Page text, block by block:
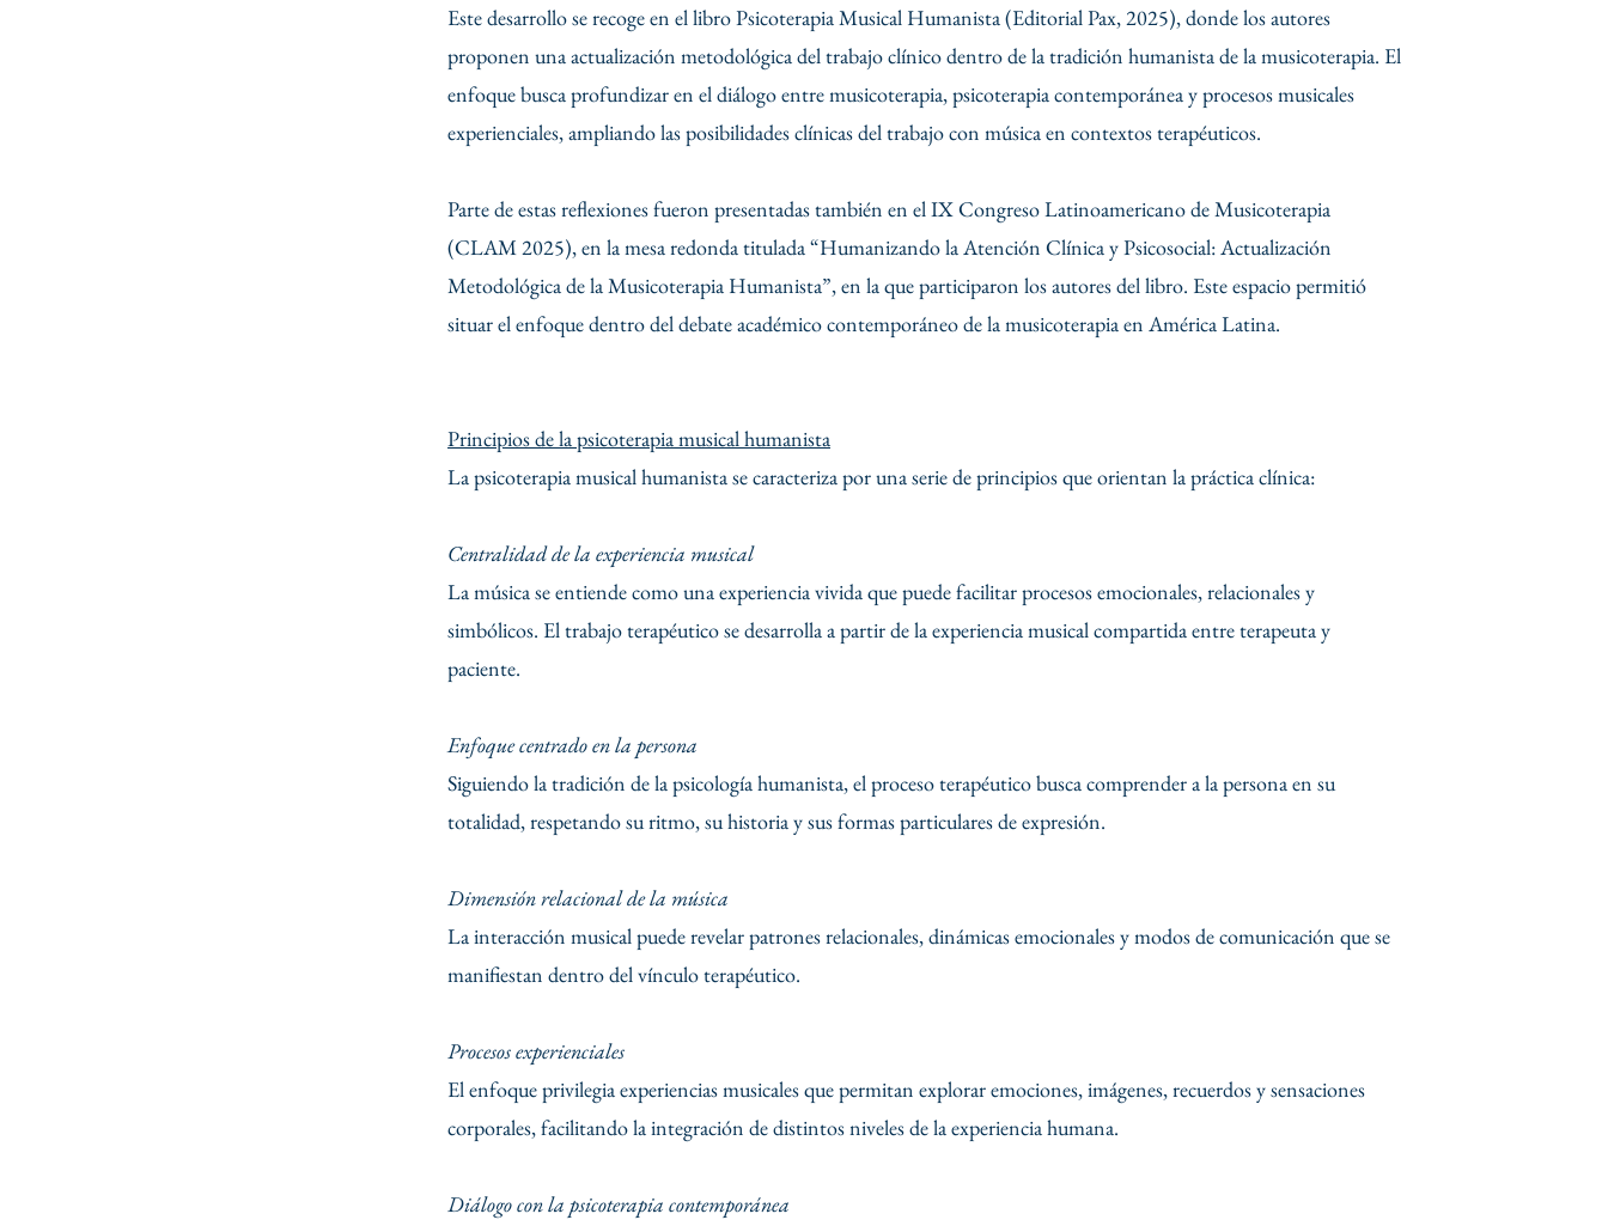
Este desarrollo se recoge en el libro Psicoterapia Musical Humanista (Editorial Pax, 2025), donde los autores
proponen una actualización metodológica del trabajo clínico dentro de la tradición humanista de la musicoterapia. El
enfoque busca profundizar en el diálogo entre musicoterapia, psicoterapia contemporánea y procesos musicales
experienciales, ampliando las posibilidades clínicas del trabajo con música en contextos terapéuticos.
Parte de estas reflexiones fueron presentadas también en el IX Congreso Latinoamericano de Musicoterapia
(CLAM 2025), en la mesa redonda titulada “Humanizando la Atención Clínica y Psicosocial: Actualización
Metodológica de la Musicoterapia Humanista”, en la que participaron los autores del libro. Este espacio permitió
situar el enfoque dentro del debate académico contemporáneo de la musicoterapia en América Latina.
Principios de la psicoterapia musical humanista
La psicoterapia musical humanista se caracteriza por una serie de principios que orientan la práctica clínica:
Centralidad de la experiencia musical
La música se entiende como una experiencia vivida que puede facilitar procesos emocionales, relacionales y
simbólicos. El trabajo terapéutico se desarrolla a partir de la experiencia musical compartida entre terapeuta y
paciente.
Enfoque centrado en la persona
Siguiendo la tradición de la psicología humanista, el proceso terapéutico busca comprender a la persona en su
totalidad, respetando su ritmo, su historia y sus formas particulares de expresión.
Dimensión relacional de la música
La interacción musical puede revelar patrones relacionales, dinámicas emocionales y modos de comunicación que se
manifiestan dentro del vínculo terapéutico.
Procesos experienciales
El enfoque privilegia experiencias musicales que permitan explorar emociones, imágenes, recuerdos y sensaciones
corporales, facilitando la integración de distintos niveles de la experiencia humana.
Diálogo con la psicoterapia contemporánea